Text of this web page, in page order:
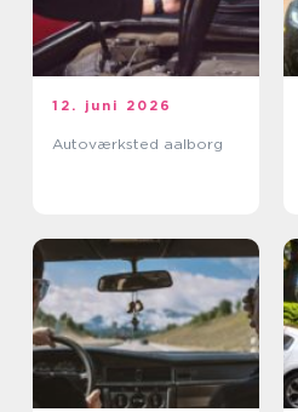
12. juni 2026
Autoværksted aalborg